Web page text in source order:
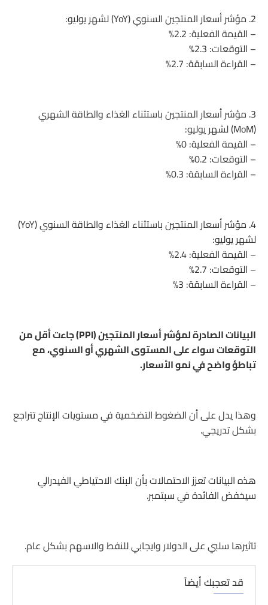
2. مؤشر أسعار المنتجين السنوي (YoY) لشهر يوليو:
– القيمة الفعلية: 2.2%
– التوقعات: 2.3%
– القراءة السابقة: 2.7%
3. مؤشر أسعار المنتجين باستثناء الغذاء والطاقة الشهري
(MoM) لشهر يوليو:
– القيمة الفعلية: 0%
– التوقعات: 0.2%
– القراءة السابقة: 0.3%
4. مؤشر أسعار المنتجين باستثناء الغذاء والطاقة السنوي (YoY)
لشهر يوليو:
– القيمة الفعلية: 2.4%
– التوقعات: 2.7%
– القراءة السابقة: 3%
البيانات الصادرة لمؤشر أسعار المنتجين (PPI) جاءت أقل من
التوقعات سواء على المستوى الشهري أو السنوي، مع
تباطؤ واضح في نمو الأسعار.
وهذا يدل على أن الضغوط التضخمية في مستويات الإنتاج تتراجع
بشكل تدريجي.
هذه البيانات تعزز الاحتمالات بأن البنك الاحتياطي الفيدرالي
سيخفض الفائدة في سبتمبر.
تاثيرها سلبي على الدولار وايجابي للنفط والاسهم بشكل عام.
قد تعجبك أيضاً